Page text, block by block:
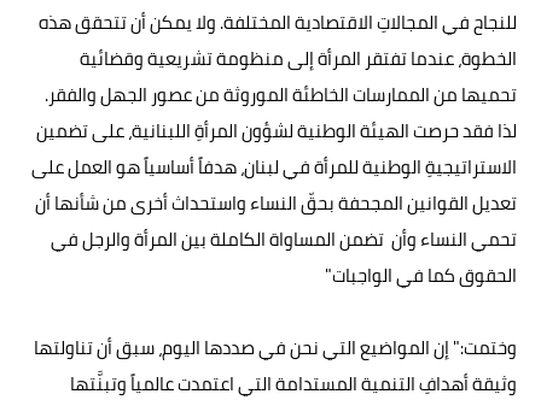
للنجاح في المجالاتِ الاقتصادية المختلفة. ولا يمكن أن تتحقق هذه
الخطوة، عندما تفتقر المرأة إلى منظومة تشريعية وقضائية
تحميها من الممارسات الخاطئة الموروثة من عصور الجهل والفقر.
لذا فقد حرصت الهيئة الوطنية لشؤون المرأةِ اللبنانية، على تضمين
الاستراتيجيةِ الوطنية للمرأة في لبنان، هدفاً أساسياً هو العمل على
تعديل القوانين المجحفة بحقّ النساء واستحداث أخرى من شأنها أن
تحمي النساء وأن تضمن المساواة الكاملة بين المرأة والرجل في
الحقوق كما في الواجبات"
وختمت:" إن المواضيع التي نحن في صددها اليوم، سبق أن تناولتها
وثيقة أهدافِ التنمية المستدامة التي اعتمدت عالمياً وتبنَّتها